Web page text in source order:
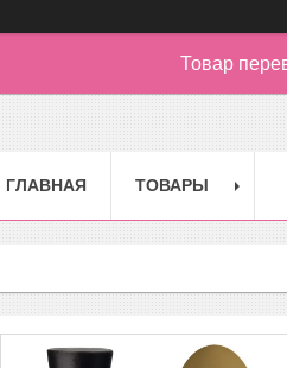
Товар
ГЛАВНАЯ ТОВАРЫ